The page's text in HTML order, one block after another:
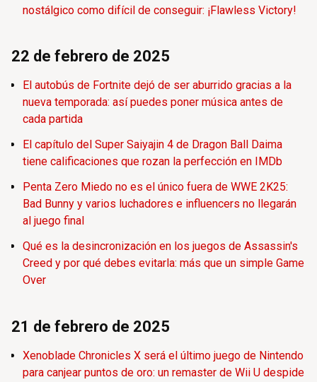
nostálgico como difícil de conseguir: ¡Flawless Victory!
22 de febrero de 2025
El autobús de Fortnite dejó de ser aburrido gracias a la
nueva temporada: así puedes poner música antes de
cada partida
El capítulo del Super Saiyajin 4 de Dragon Ball Daima
tiene calificaciones que rozan la perfección en IMDb
Penta Zero Miedo no es el único fuera de WWE 2K25:
Bad Bunny y varios luchadores e influencers no llegarán
al juego final
Qué es la desincronización en los juegos de Assassin's
Creed y por qué debes evitarla: más que un simple Game
Over
21 de febrero de 2025
Xenoblade Chronicles X será el último juego de Nintendo
para canjear puntos de oro: un remaster de Wii U despide